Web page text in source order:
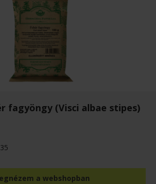
fagyöngy (Visci albae stipes)
a webshopban